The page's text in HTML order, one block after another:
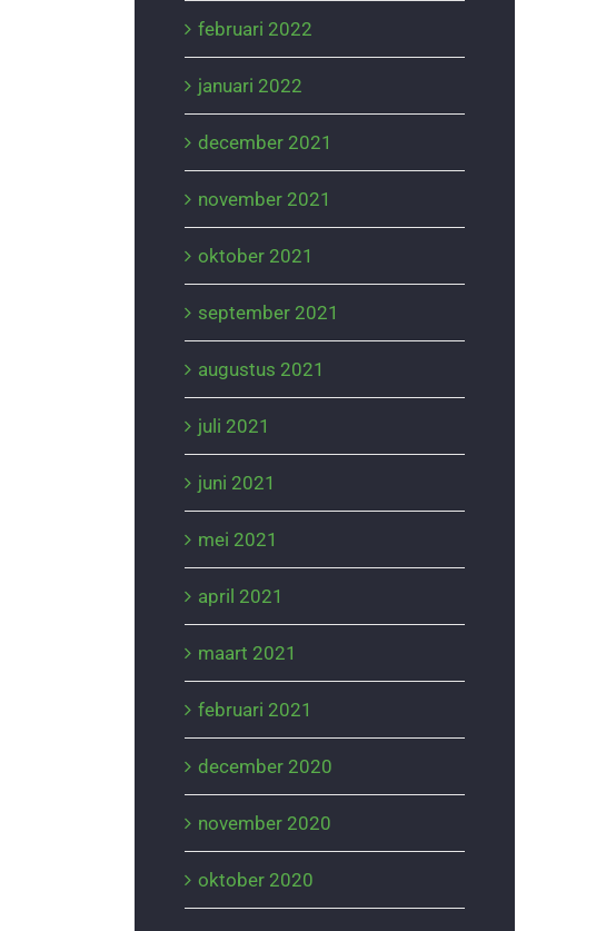
februari 2022
januari 2022
december 2021
november 2021
oktober 2021
september 2021
augustus 2021
juli 2021
juni 2021
mei 2021
april 2021
maart 2021
februari 2021
december 2020
november 2020
oktober 2020